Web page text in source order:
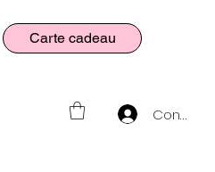
Carte cadeau
Connexion